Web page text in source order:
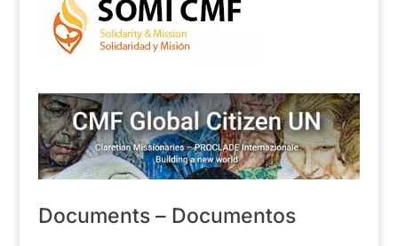
Documents – Documentos